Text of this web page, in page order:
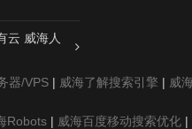
云 威海人
器/VPS | 威海了解搜索引擎 | 威
Robots | 威海百度移动搜索优化 |